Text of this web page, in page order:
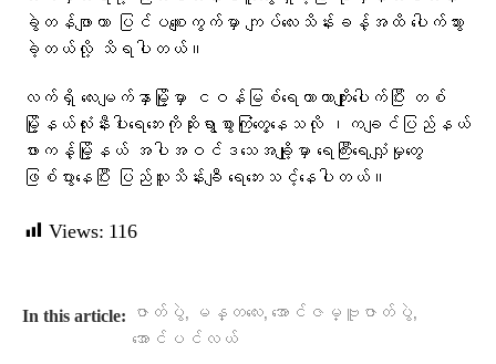
ခွဲတန်ဖျာဟာ ပြင်ပစျေးကွက်မှာ ကျပ်လေးသိန်းခန့်အထိ ပေါက်သွား
ခဲ့တယ်လို့ သိရပါတယ်။
လက်ရှိ လေးမျက်နှာမြို့မှာ ငဝန်မြစ်ရေကာတာကျိုးပေါက်ပြီး တစ်
မြို့နယ်လုံးနီးပါးရေဘေးကိုဆိုးရွာစွာကြုံတွေ့နေသလို ၊ကချင်ပြည်နယ်
ဖားကန့်မြို့နယ် အပါအဝင်ဒသေအချို့မှာ ရေကြီးရေလျှံမှုတွေ
ဖြစ်ပွားနေပြီး ပြည်သူသိန်းချီ ရေဘေးသင့်နေပါတယ်။
Views: 116
In this article: ဇာတ်ပွဲ, မန္တလေး, အောင်ဇမ္ဗူဇာတ်ပွဲ,
အောင်ပင်လယ်